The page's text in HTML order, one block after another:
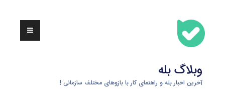
content
وبلاگ بله
آخرین اخبار بله و راهنمای کار با بازوهای مختلف سازمانی !